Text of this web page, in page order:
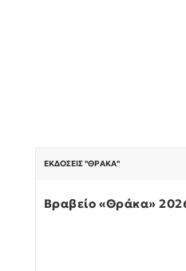
ΕΚΔΌΣΕΙΣ "ΘΡΆΚΑ"
Βραβείο «Θράκα»